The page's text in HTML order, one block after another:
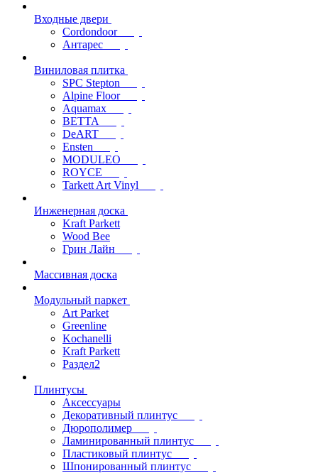
Входные двери
Cordondoor
Антарес
Виниловая плитка
SPC Stepton
Alpine Floor
Aquamax
BETTA
DeART
Ensten
MODULEO
ROYCE
Tarkett Art Vinyl
Инженерная доска
Kraft Parkett
Wood Bee
Грин Лайн
Массивная доска
Модульный паркет
Art Parket
Greenline
Kochanelli
Kraft Parkett
Раздел2
Плинтусы
Аксессуары
Декоративный плинтус
Дюрополимер
Ламинированный плинтус
Пластиковый плинтус
Шпонированный плинтус